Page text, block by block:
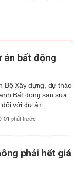
án bất động
Bộ Xây dựng, dự thảo
Bất động sản sửa
với dự án...
01 phút trước
phải hết giá